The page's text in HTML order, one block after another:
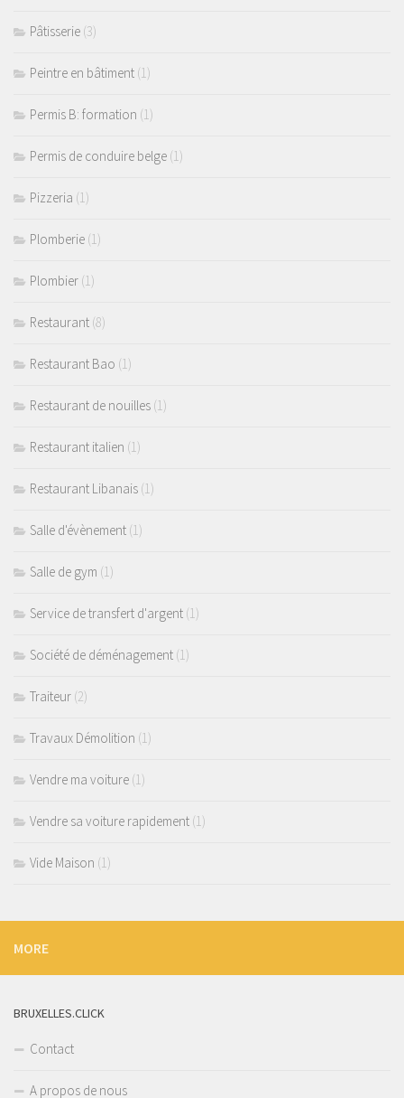
Pâtisserie (3)
Peintre en bâtiment (1)
Permis B: formation (1)
Permis de conduire belge (1)
Pizzeria (1)
Plomberie (1)
Plombier (1)
Restaurant (8)
Restaurant Bao (1)
Restaurant de nouilles (1)
Restaurant italien (1)
Restaurant Libanais (1)
Salle d'évènement (1)
Salle de gym (1)
Service de transfert d'argent (1)
Société de déménagement (1)
Traiteur (2)
Travaux Démolition (1)
Vendre ma voiture (1)
Vendre sa voiture rapidement (1)
Vide Maison (1)
MORE
BRUXELLES.CLICK
Contact
A propos de nous